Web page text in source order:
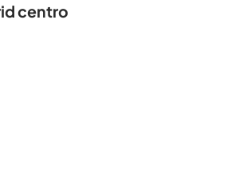
centro